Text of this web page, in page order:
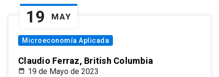
19 MAY
Microeconomía Aplicada
Claudio Ferraz, British Columbia
19 de Mayo de 2023